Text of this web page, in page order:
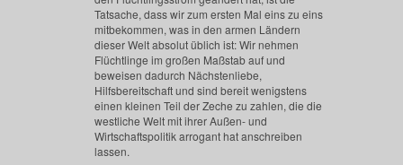
Tatsache, dass wir zum ersten Mal eins zu eins
mitbekommen, was in den armen Ländern
dieser Welt absolut üblich ist: Wir nehmen
Flüchtlinge im großen Maßstab auf und
beweisen dadurch Nächstenliebe,
Hilfsbereitschaft und sind bereit wenigstens
einen kleinen Teil der Zeche zu zahlen, die die
westliche Welt mit ihrer Außen- und
Wirtschaftspolitik arrogant hat anschreiben
lassen.